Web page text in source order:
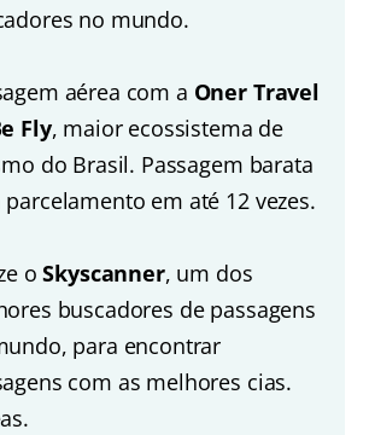
no mundo.
aérea com a Oner Travel
Fly, maior ecossistema de
do Brasil. Passagem barata
parcelamento em até 12 vezes.
oSkyscanner, um dos
buscadores de passagens
para encontrar
com as melhores cias.